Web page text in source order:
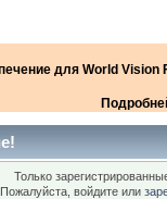
для World
Только
Пожалуйста, войдите или